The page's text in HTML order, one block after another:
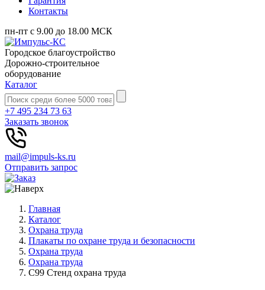
Контакты
пн-пт с 9.00 до 18.00 МСК
Городское благоустройство
Дорожно-строительное
оборудование
Каталог
+7 495 234 73 63
Заказать звонок
mail@impuls-ks.ru
Отправить запрос
Главная
Каталог
Охрана труда
Плакаты по охране труда и безопасности
Охрана труда
Охрана труда
С99 Стенд охрана труда